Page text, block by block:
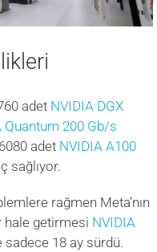
adet NVIDIA DGX
Quantum 200 Gb/s
adet NVIDIA A100
sağlıyor.
rağmen Meta’nın
hale getirmesi NVIDIA
18 ay sürdü.